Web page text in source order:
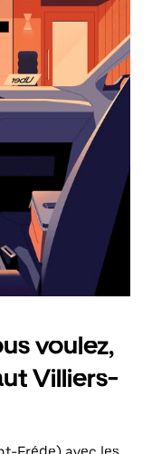
voulez,
Villiers-